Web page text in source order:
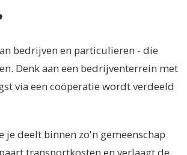
bedrijven en particulieren - die
Denk aan een bedrijventerrein met
via een coöperatie wordt verdeeld
deelt binnen zo'n gemeenschap